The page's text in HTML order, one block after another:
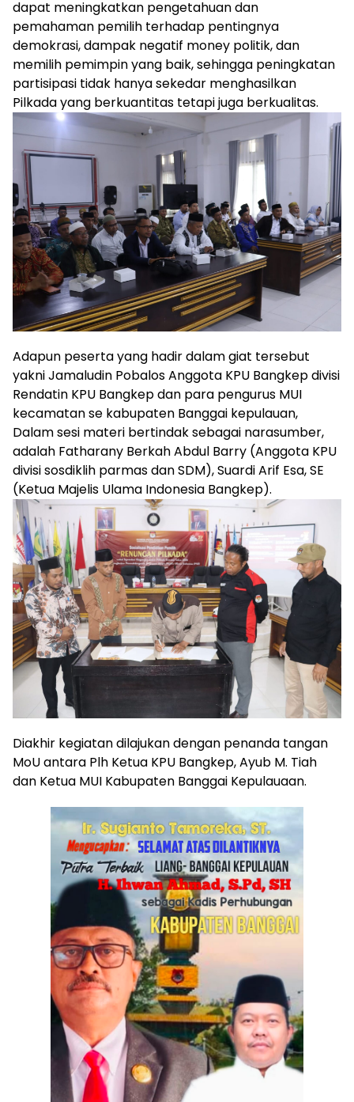
dapat meningkatkan pengetahuan dan
pemahaman pemilih terhadap pentingnya
demokrasi, dampak negatif money politik, dan
memilih pemimpin yang baik, sehingga peningkatan
partisipasi tidak hanya sekedar menghasilkan
Pilkada yang berkuantitas tetapi juga berkualitas.
Adapun peserta yang hadir dalam giat tersebut
yakni Jamaludin Pobalos Anggota KPU Bangkep divisi
Rendatin KPU Bangkep dan para pengurus MUI
kecamatan se kabupaten Banggai kepulauan,
Dalam sesi materi bertindak sebagai narasumber,
adalah Fatharany Berkah Abdul Barry (Anggota KPU
divisi sosdiklih parmas dan SDM), Suardi Arif Esa, SE
(Ketua Majelis Ulama Indonesia Bangkep).
Diakhir kegiatan dilajukan dengan penanda tangan
MoU antara Plh Ketua KPU Bangkep, Ayub M. Tiah
dan Ketua MUI Kabupaten Banggai Kepulauaan.